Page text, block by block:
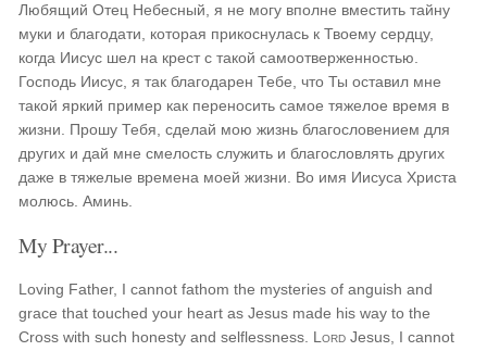
Любящий Отец Небесный, я не могу вполне вместить тайну
муки и благодати, которая прикоснулась к Твоему сердцу,
когда Иисус шел на крест с такой самоотверженностью.
Господь Иисус, я так благодарен Тебе, что Ты оставил мне
такой яркий пример как переносить самое тяжелое время в
жизни. Прошу Тебя, сделай мою жизнь благословением для
других и дай мне смелость служить и благословлять других
даже в тяжелые времена моей жизни. Во имя Иисуса Христа
молюсь. Аминь.
My Prayer...
Loving Father, I cannot fathom the mysteries of anguish and
grace that touched your heart as Jesus made his way to the
Cross with such honesty and selflessness. Lord Jesus, I cannot